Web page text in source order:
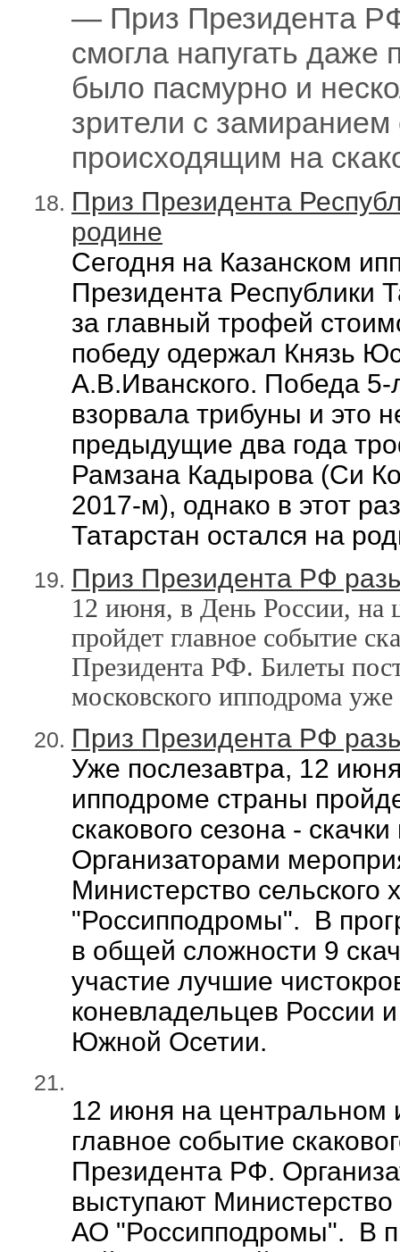
— Приз Президента
смогла напугать даже
было пасмурно и
зрители с
происходящим на
Приз Президента
родине
Сегодня на Казанском
Президента Республики
за главный трофей
победу одержал Князь
А.В.Иванского. Победа 5-
взорвала трибуны и это
предыдущие два года
Рамзана Кадырова (Си
2017-м), однако в этот
Татарстан остался на
Приз Президента РФ
12 июня, в День России, на
пройдет главное событие
Президента РФ. Билеты
московского ипподрома
Приз Президента РФ
Уже послезавтра, 12
ипподроме страны
скакового сезона -
Организаторами
Министерство
"Россипподромы". В
в общей сложности 9
участие лучшие
коневладельцев России
Южной Осетии.
12 июня на центральном
главное событие
Президента РФ.
выступают
АО "Россипподромы". В